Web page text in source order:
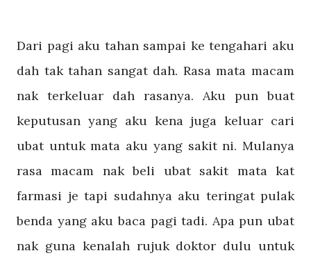
Dari pagi aku tahan sampai ke tengahari aku
dah tak tahan sangat dah. Rasa mata macam
nak terkeluar dah rasanya. Aku pun buat
keputusan yang aku kena juga keluar cari
ubat untuk mata aku yang sakit ni. Mulanya
rasa macam nak beli ubat sakit mata kat
farmasi je tapi sudahnya aku teringat pulak
benda yang aku baca pagi tadi. Apa pun ubat
nak guna kenalah rujuk doktor dulu untuk